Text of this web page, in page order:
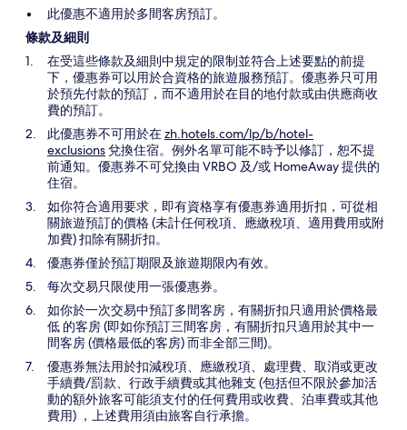
此優惠不適用於多間客房預訂。
條款及細則
在受這些條款及細則中規定的限制並符合上述要點的前提
下，優惠券可以用於合資格的旅遊服務預訂。優惠券只可用
於預先付款的預訂，而不適用於在目的地付款或由供應商收
費的預訂。
此優惠券不可用於在zh.hotels.com/lp/b/hotel-
exclusions兌換住宿。例外名單可能不時予以修訂，恕不提
前通知。優惠券不可兌換由 VRBO 及/或 HomeAway 提供的
住宿。
如你符合適用要求，即有資格享有優惠券適用折扣，可從相
關旅遊預訂的價格 (未計任何稅項、應繳稅項、適用費用或附
加費) 扣除有關折扣。
優惠券僅於預訂期限及旅遊期限內有效。
每次交易只限使用一張優惠券。
如你於一次交易中預訂多間客房，有關折扣只適用於價格最
低 的客房 (即如你預訂三間客房，有關折扣只適用於其中一
間客房 (價格最低的客房) 而非全部三間)。
優惠券無法用於扣減稅項、應繳稅項、處理費、取消或更改
手續費/罰款、行政手續費或其他雜支 (包括但不限於參加活
動的額外旅客可能須支付的任何費用或收費、泊車費或其他
費用) ，上述費用須由旅客自行承擔。